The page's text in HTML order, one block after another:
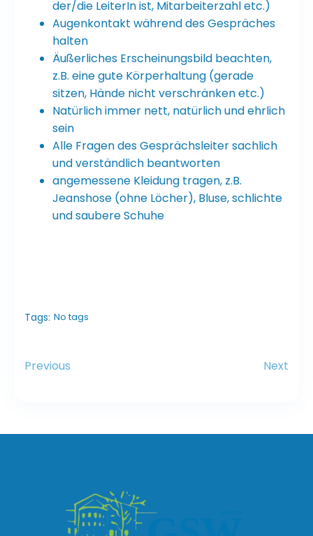
der/die LeiterIn ist, Mitarbeiterzahl etc.)
Augenkontakt während des Gespräches
halten
Äußerliches Erscheinungsbild beachten,
z.B. eine gute Körperhaltung (gerade
sitzen, Hände nicht verschränken etc.)
Natürlich immer nett, natürlich und ehrlich
sein
Alle Fragen des Gesprächsleiter sachlich
und verständlich beantworten
angemessene Kleidung tragen, z.B.
Jeanshose (ohne Löcher), Bluse, schlichte
und saubere Schuhe
Tags: No tags
Previous Next